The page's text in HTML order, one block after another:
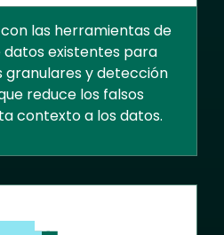
las herramientas de
existentes para
y detección
reduce los falsos
contexto a los datos.